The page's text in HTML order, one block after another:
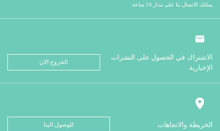
يمكنك الاتصال بنا على مدار 24 ساعة
الاشتراك في الحصول على النشرات
الإخبارية
الخروج الان
الخريطة والاتجاهات للوصول الينا